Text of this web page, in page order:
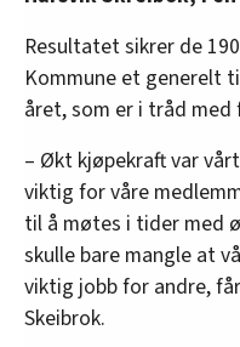
Resultatet sikrer de
Kommune et generelt
året, som er i tråd
– Økt kjøpekraft var
viktig for våre
til å møtes i tider med
skulle bare mangle at
viktig jobb for andre,
Skeibrok.